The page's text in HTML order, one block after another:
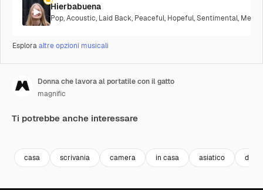
Hierbabuena
Pop,Acoustic, Laid Back, Peaceful, Hopeful,Sentimental,
Esploraaltre opzioni musicali
Donna che lavora al portatile con il gatto
magnific
Ti potrebbe anche interessare
casa scrivania camera in casa asiatico